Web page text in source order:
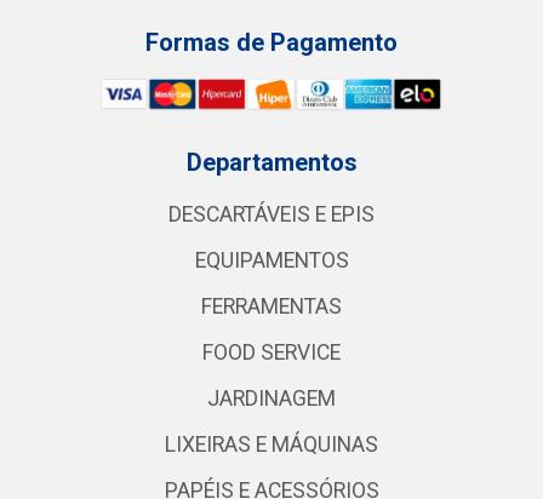
Formas de Pagamento
Departamentos
DESCARTÁVEIS E EPIS
EQUIPAMENTOS
FERRAMENTAS
FOOD SERVICE
JARDINAGEM
LIXEIRAS E MÁQUINAS
PAPÉIS E ACESSÓRIOS